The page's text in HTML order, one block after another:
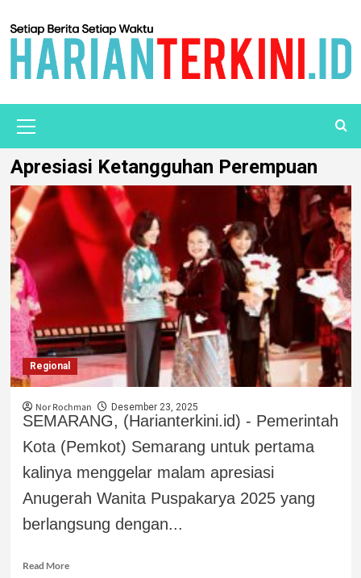
Apresiasi Ketangguhan Perempuan
Regional
Nor Rochman Desember 23, 2025
SEMARANG, (Harianterkini.id) - Pemerintah
Kota (Pemkot) Semarang untuk pertama
kalinya menggelar malam apresiasi
Anugerah Wanita Puspakarya 2025 yang
berlangsung dengan...
Read More